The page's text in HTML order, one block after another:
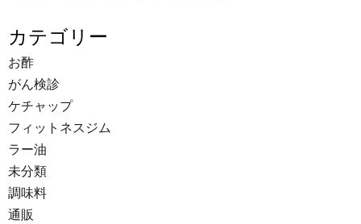
カテゴリー
お酢
がん検診
ケチャップ
フィットネスジム
ラー油
未分類
調味料
通販